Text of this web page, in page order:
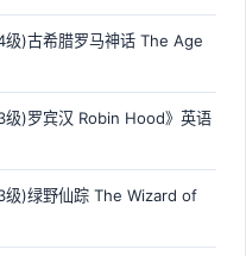
级)古希腊罗马神话 The Age
级)罗宾汉 Robin Hood》英语
级)绿野仙踪 The Wizard of